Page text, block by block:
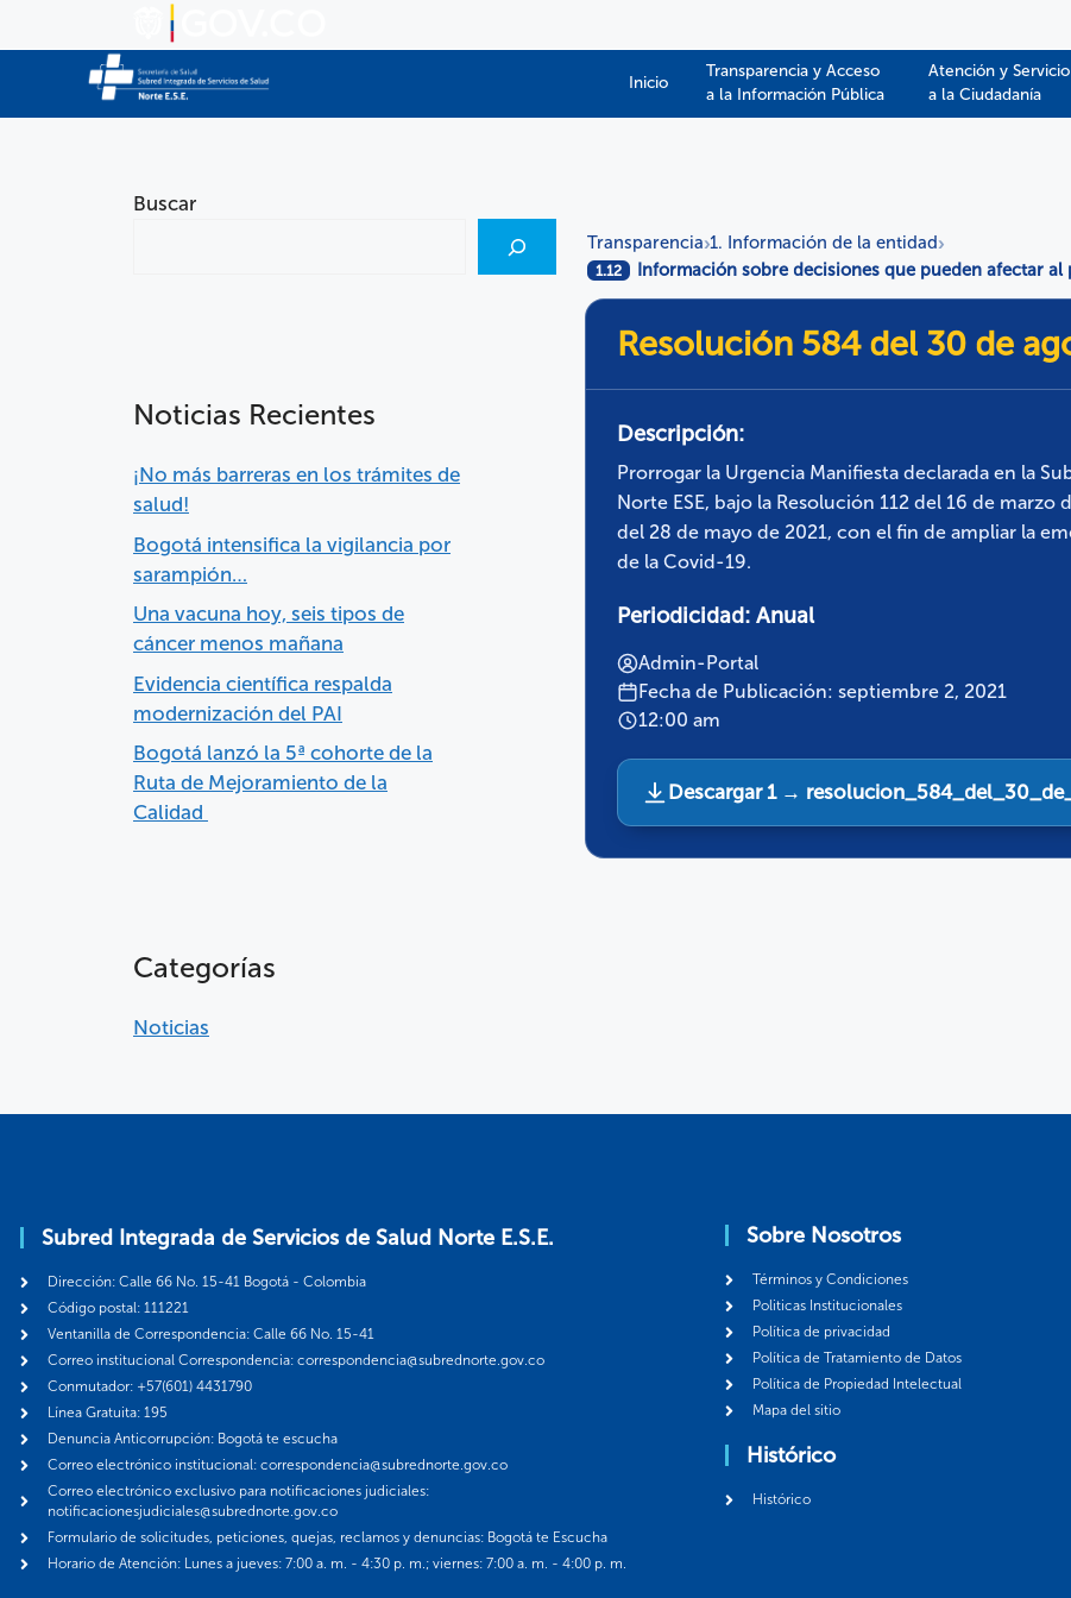
Inicio
Transparencia y Acceso
a la Información Pública​​
Atención y Servicio
a la Ciudadanía
Transparencia›1. Información de la entidad›
1.12 Información sobre decisiones que pueden afectar al
Resolución 584 del 30 de
Descripción:
Prorrogar la Urgencia Manifiesta declarada en la
Norte ESE, bajo la Resolución 112 del 16 de
del 28 de mayo de 2021, con el fin de ampliar la
de la Covid-19.
Periodicidad: Anual
Admin-Portal
Fecha de Publicación: septiembre 2, 2021
12:00 am
Descargar 1 →
Buscar
Noticias Recientes
¡No más barreras en los trámites de
salud!
Bogotá intensifica la vigilancia por
sarampión…
Una vacuna hoy, seis tipos de
cáncer menos mañana
Evidencia científica respalda
modernización del PAI
Bogotá lanzó la 5ª cohorte de la
Ruta de Mejoramiento de la
Calidad
Categorías
Noticias
Subred Integrada de Servicios de Salud Norte E.S.E.
Dirección: Calle 66 No. 15-41 Bogotá - Colombia
Código postal: 111221
Ventanilla de Correspondencia: Calle 66 No. 15-41
Correo institucional Correspondencia: correspondencia@subrednorte.gov.co
Conmutador: +57(601) 4431790
Línea Gratuita: 195
Denuncia Anticorrupción: Bogotá te escucha
Correo electrónico institucional: correspondencia@subrednorte.gov.co
Correo electrónico exclusivo para notificaciones judiciales:
notificacionesjudiciales@subrednorte.gov.co
Formulario de solicitudes, peticiones, quejas, reclamos y denuncias: Bogotá te Escucha
Horario de Atención: Lunes a jueves: 7:00 a. m. - 4:30 p. m.; viernes: 7:00 a. m. - 4:00 p. m.
Sobre Nosotros
Términos y Condiciones
Politicas Institucionales
Política de privacidad
Política de Tratamiento de Datos
Política de Propiedad Intelectual
Mapa del sitio
Histórico
Histórico